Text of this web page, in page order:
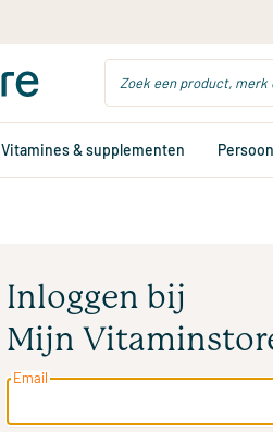
Vitamines & supplementen
Inloggen bij
Mijn
Email